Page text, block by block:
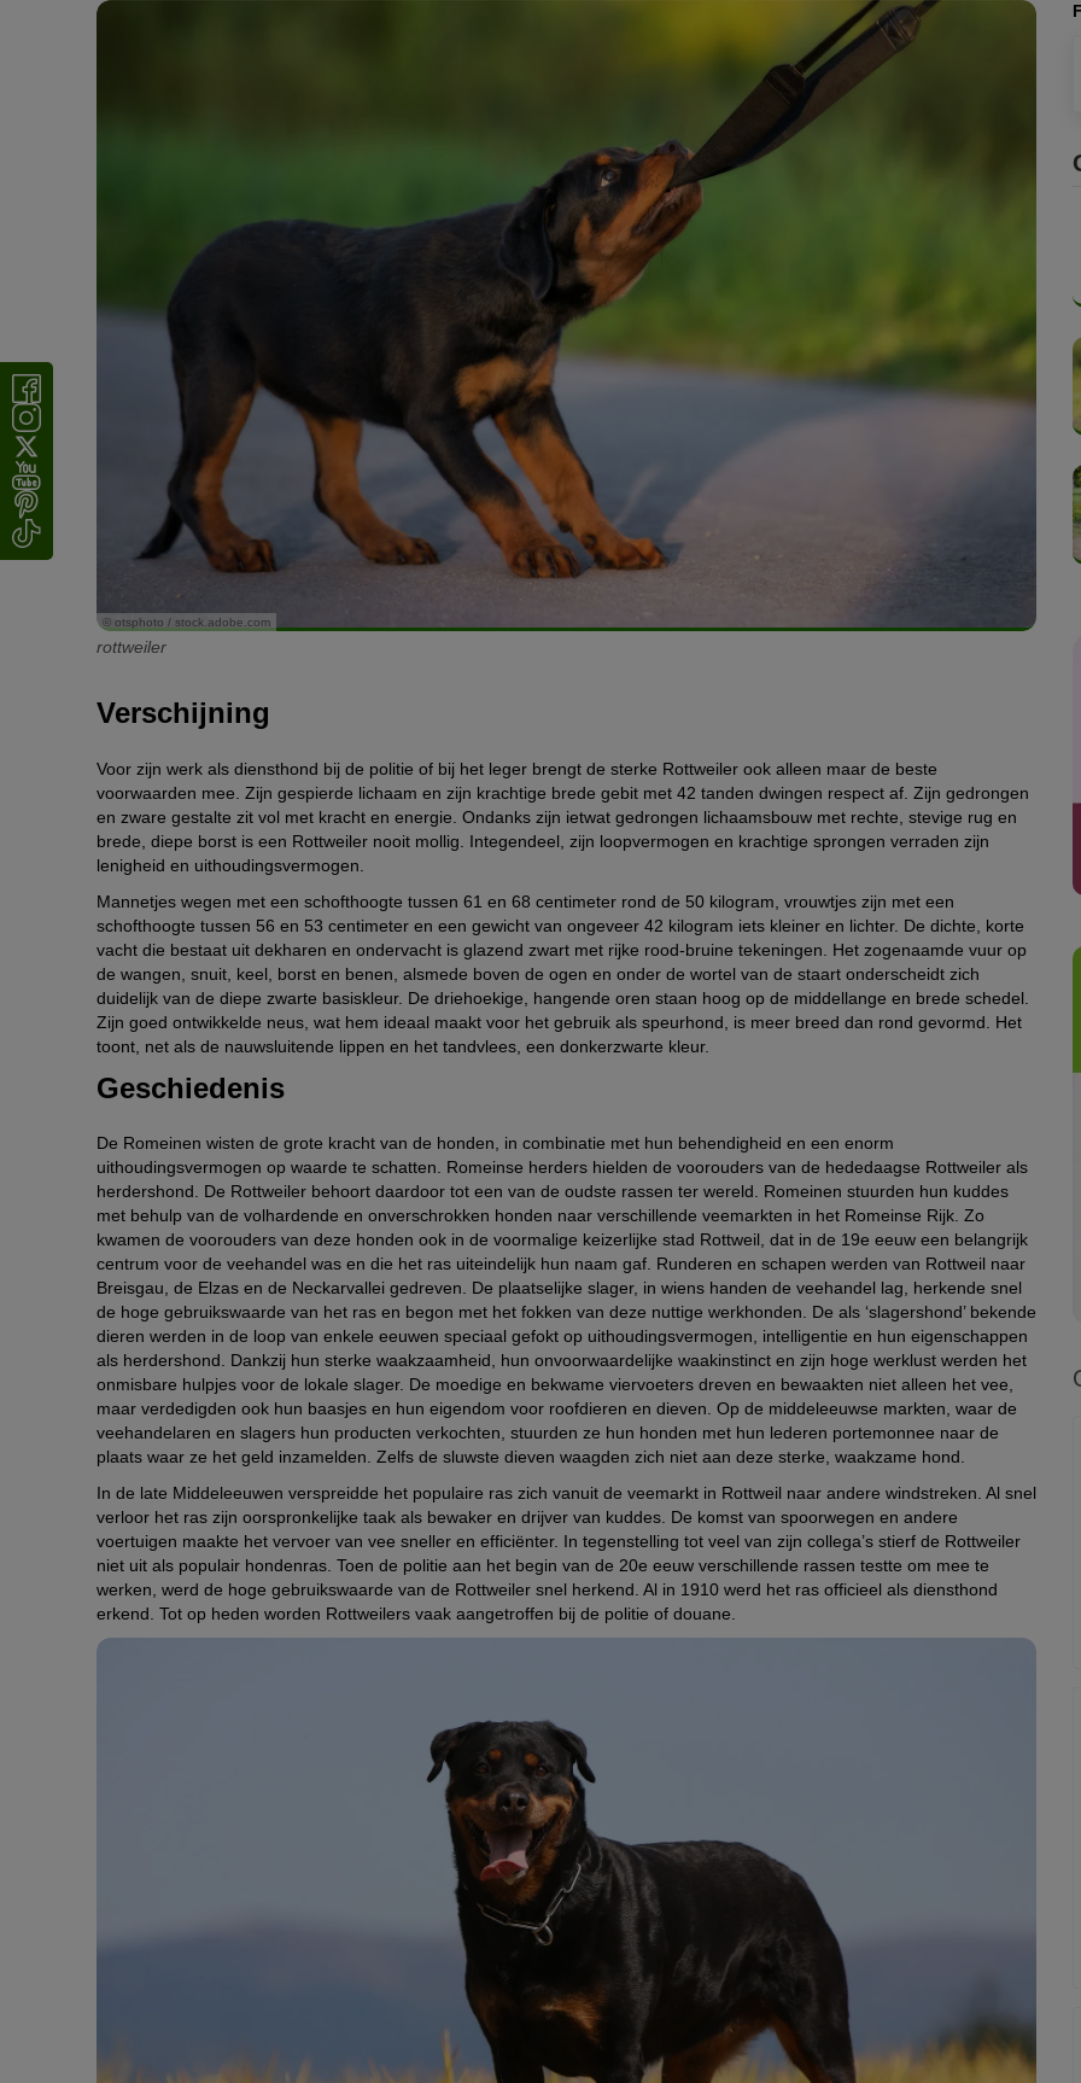
© otsphoto / stock.adobe.com
rottweiler
Verschijning
Voor zijn werk als diensthond bij de politie of bij het leger brengt de sterke Rottweiler ook alleen maar de beste
voorwaarden mee. Zijn gespierde lichaam en zijn krachtige brede gebit met 42 tanden dwingen respect af. Zijn gedrongen
en zware gestalte zit vol met kracht en energie. Ondanks zijn ietwat gedrongen lichaamsbouw met rechte, stevige rug en
brede, diepe borst is een Rottweiler nooit mollig. Integendeel, zijn loopvermogen en krachtige sprongen verraden zijn
lenigheid en uithoudingsvermogen.
Mannetjes wegen met een schofthoogte tussen 61 en 68 centimeter rond de 50 kilogram, vrouwtjes zijn met een
schofthoogte tussen 56 en 53 centimeter en een gewicht van ongeveer 42 kilogram iets kleiner en lichter. De dichte, korte
vacht die bestaat uit dekharen en ondervacht is glazend zwart met rijke rood-bruine tekeningen. Het zogenaamde vuur op
de wangen, snuit, keel, borst en benen, alsmede boven de ogen en onder de wortel van de staart onderscheidt zich
duidelijk van de diepe zwarte basiskleur. De driehoekige, hangende oren staan hoog op de middellange en brede schedel.
Zijn goed ontwikkelde neus, wat hem ideaal maakt voor het gebruik als speurhond, is meer breed dan rond gevormd. Het
toont, net als de nauwsluitende lippen en het tandvlees, een donkerzwarte kleur.
Geschiedenis
De Romeinen wisten de grote kracht van de honden, in combinatie met hun behendigheid en een enorm
uithoudingsvermogen op waarde te schatten. Romeinse herders hielden de voorouders van de hededaagse Rottweiler als
herdershond. De Rottweiler behoort daardoor tot een van de oudste rassen ter wereld. Romeinen stuurden hun kuddes
met behulp van de volhardende en onverschrokken honden naar verschillende veemarkten in het Romeinse Rijk. Zo
kwamen de voorouders van deze honden ook in de voormalige keizerlijke stad Rottweil, dat in de 19e eeuw een belangrijk
centrum voor de veehandel was en die het ras uiteindelijk hun naam gaf. Runderen en schapen werden van Rottweil naar
Breisgau, de Elzas en de Neckarvallei gedreven. De plaatselijke slager, in wiens handen de veehandel lag, herkende snel
de hoge gebruikswaarde van het ras en begon met het fokken van deze nuttige werkhonden. De als ‘slagershond’ bekende
dieren werden in de loop van enkele eeuwen speciaal gefokt op uithoudingsvermogen, intelligentie en hun eigenschappen
als herdershond. Dankzij hun sterke waakzaamheid, hun onvoorwaardelijke waakinstinct en zijn hoge werklust werden het
onmisbare hulpjes voor de lokale slager. De moedige en bekwame viervoeters dreven en bewaakten niet alleen het vee,
maar verdedigden ook hun baasjes en hun eigendom voor roofdieren en dieven. Op de middeleeuwse markten, waar de
veehandelaren en slagers hun producten verkochten, stuurden ze hun honden met hun lederen portemonnee naar de
plaats waar ze het geld inzamelden. Zelfs de sluwste dieven waagden zich niet aan deze sterke, waakzame hond.
In de late Middeleeuwen verspreidde het populaire ras zich vanuit de veemarkt in Rottweil naar andere windstreken. Al snel
verloor het ras zijn oorspronkelijke taak als bewaker en drijver van kuddes. De komst van spoorwegen en andere
voertuigen maakte het vervoer van vee sneller en efficiënter. In tegenstelling tot veel van zijn collega’s stierf de Rottweiler
niet uit als populair hondenras. Toen de politie aan het begin van de 20e eeuw verschillende rassen testte om mee te
werken, werd de hoge gebruikswaarde van de Rottweiler snel herkend. Al in 1910 werd het ras officieel als diensthond
erkend. Tot op heden worden Rottweilers vaak aangetroffen bij de politie of douane.